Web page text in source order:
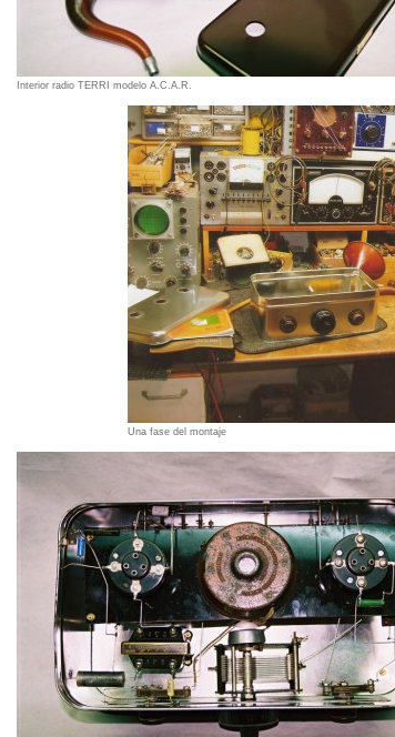
Interior radio TERRI modelo A.C.A.R.
Una fase del montaje